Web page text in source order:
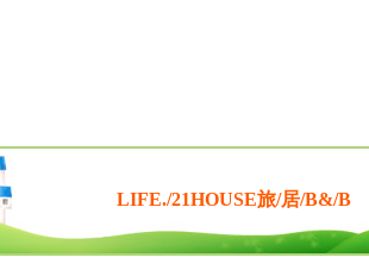
LIFE./21HOUSE旅/居/B&/B